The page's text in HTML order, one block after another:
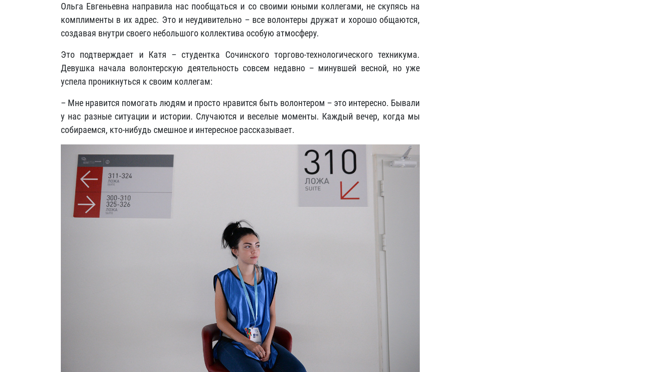
Ольга Евгеньевна направила нас пообщаться и со своими юными коллегами, не скупясь на
комплименты в их адрес. Это и неудивительно – все волонтеры дружат и хорошо общаются,
создавая внутри своего небольшого коллектива особую атмосферу.
Это подтверждает и Катя – студентка Сочинского торгово-технологического техникума.
Девушка начала волонтерскую деятельность совсем недавно – минувшей весной, но уже
успела проникнуться к своим коллегам:
– Мне нравится помогать людям и просто нравится быть волонтером – это интересно. Бывали
у нас разные ситуации и истории. Случаются и веселые моменты. Каждый вечер, когда мы
собираемся, кто-нибудь смешное и интересное рассказывает.